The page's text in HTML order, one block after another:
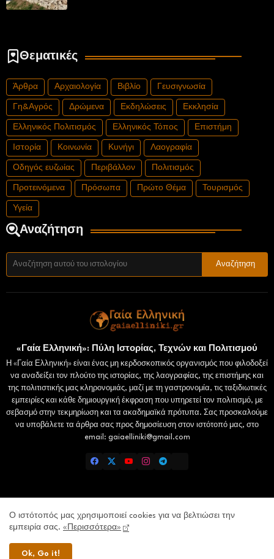
Θεματικές
Άρθρα Αρχαιολογία Βιβλίο Γευσιγνωσία
Γη&Αγρός Δρώμενα Εκδηλώσεις Εκκλησία
Ελληνικός Πολιτισμός Ελληνικός Τόπος Επιστήμη
Ιστορία Κοινωνία Κυνήγι Λαογραφία
Οδηγός ευζωίας Περιβάλλον Πολιτισμός
Προτεινόμενα Πρόσωπα Πρώτο Θέμα Τουρισμός
Υγεία
Αναζήτηση
«Γαία Ελληνική»: Πύλη Ιστορίας, Τεχνών και Πολιτισμού
Η «Γαία Ελληνική» είναι ένας μη κερδοσκοπικός οργανισμός που φιλοδοξεί
να αναδείξει τον πλούτο της ιστορίας, της λαογραφίας, της επιστήμης και
της πολιτιστικής μας κληρονομιάς, μαζί με τη γαστρονομία, τις ταξιδιωτικές
εμπειρίες και κάθε δημιουργική έκφραση που υπηρετεί τον πολιτισμό, με
σεβασμό στην τεκμηρίωση και τα ακαδημαϊκά πρότυπα. Σας προσκαλούμε
να υποβάλετε τα άρθρα σας προς δημοσίευση στον ιστότοπό μας, στο
email: gaiaelliniki@gmail.com
Home Επικοινωνία
Πολιτική Απορρήτου
Lamiatimes.gr
Domokosnews.gr
Ο ιστότοπός μας χρησιμοποιεί cookies για να βελτιώσει την
εμπειρία σας. «Περισσότερα»
Ok, Go it!